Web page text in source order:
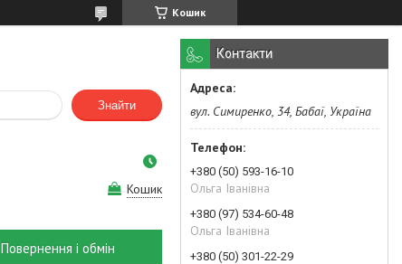
Кошик
Знайти
Кошик
Повернення і обмін
Контакти
вул. Симиренко, 34, Бабаї, Україна
+380 (50) 593-16-10
Ольга Іванівна
+380 (97) 534-60-48
Ольга Іванівна
+380 (50) 301-22-29